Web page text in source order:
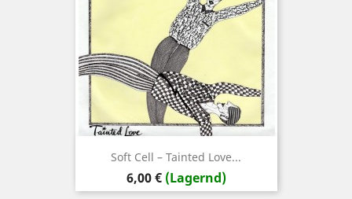
Soft Cell ‎– Tainted Love...
Preis
6,00 € (Lagernd)